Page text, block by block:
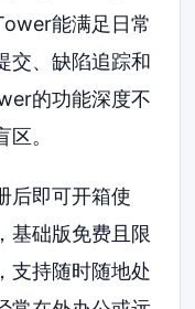
能满足日常
交、缺陷追踪和
的功能深度不
。
后即可开箱使
基础版免费且限
支持随时随地处